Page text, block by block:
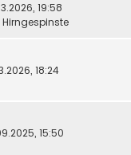
19:58
18:24
15:50